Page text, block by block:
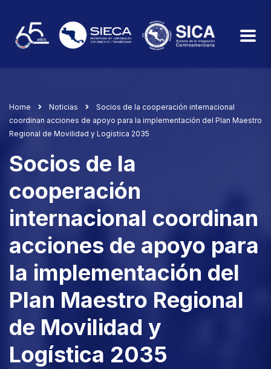
Home Noticias
Socios de la cooperación internacional
coordinan acciones de apoyo para la implementación del Plan Maestro
Regional de Movilidad y Logística 2035
Socios de la
cooperación
internacional coordinan
acciones de apoyo para
la implementación del
Plan Maestro Regional
de Movilidad y
Logística 2035